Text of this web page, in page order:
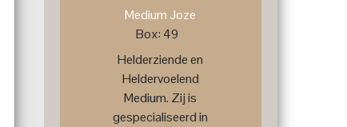
Medium Joze
Box: 49
Helderziende en
Heldervoelend
Medium. Zij is
gespecialiseerd in